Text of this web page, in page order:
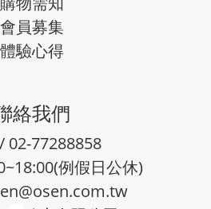
會員募集
體驗心得
絡我們
02-77288858
例假日公休)